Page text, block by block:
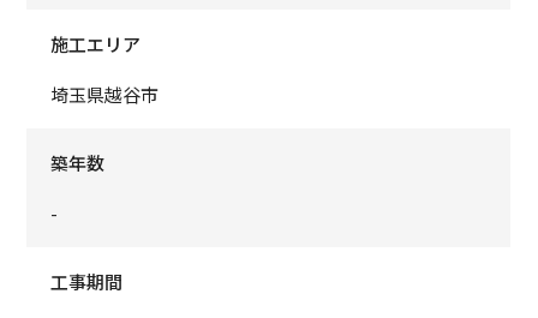
施工エリア
埼玉県越谷市
築年数
-
工事期間